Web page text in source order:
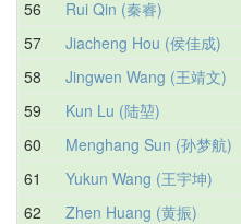
56 Rui Qin (秦睿)
57 Jiacheng Hou (侯佳成)
58 Jingwen Wang (王靖文)
59 Kun Lu (陆堃)
60 Menghang Sun (孙梦航)
61 Yukun Wang (王宇坤)
62 Zhen Huang (黄振)